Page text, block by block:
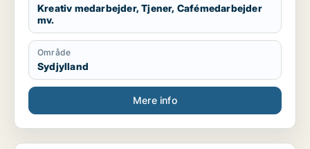
Kreativ medarbejder, Tjener, Cafémedarbejder
mv.
Område
Sydjylland
Mere info